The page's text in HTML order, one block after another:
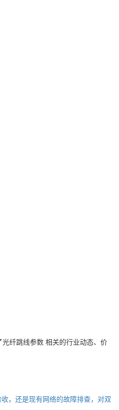
光纤跳线参数 相关的行业动态、价
，还是现有网络的故障排查，对双